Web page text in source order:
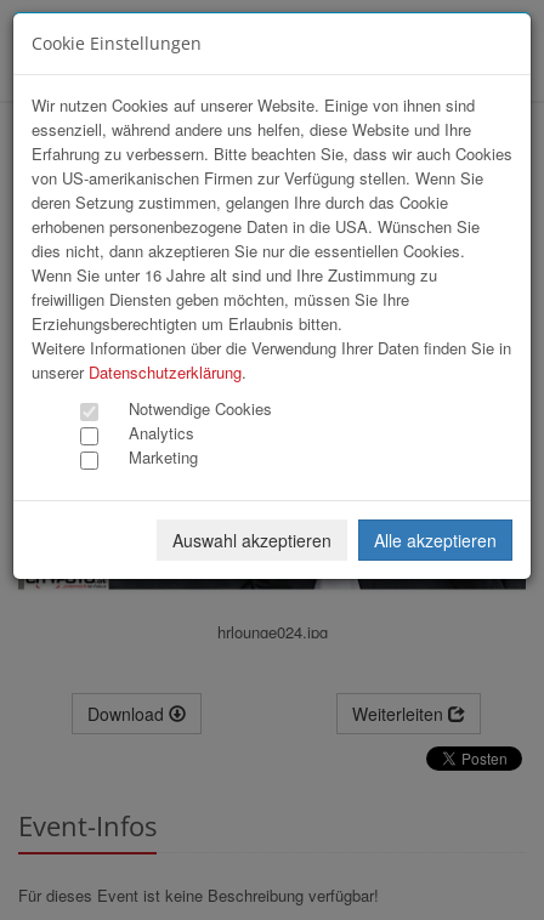
hr-lounge Ost zu Gast bei Wiener Rotes
Kreuz
hrlounge024.jpg
Download Weiterleiten
Event-Infos
Für dieses Event ist keine Beschreibung verfügbar!
Cookie Einstellungen
Wir nutzen Cookies auf unserer Website. Einige von ihnen sind
essenziell, während andere uns helfen, diese Website und Ihre
Erfahrung zu verbessern. Bitte beachten Sie, dass wir auch Cookies
von US-amerikanischen Firmen zur Verfügung stellen. Wenn Sie
deren Setzung zustimmen, gelangen Ihre durch das Cookie
erhobenen personenbezogene Daten in die USA. Wünschen Sie
dies nicht, dann akzeptieren Sie nur die essentiellen Cookies.
Wenn Sie unter 16 Jahre alt sind und Ihre Zustimmung zu
freiwilligen Diensten geben möchten, müssen Sie Ihre
Erziehungsberechtigten um Erlaubnis bitten.
Weitere Informationen über die Verwendung Ihrer Daten finden Sie in
unserer Datenschutzerklärung.
Notwendige Cookies
Analytics
Marketing
Auswahl akzeptieren Alle akzeptieren